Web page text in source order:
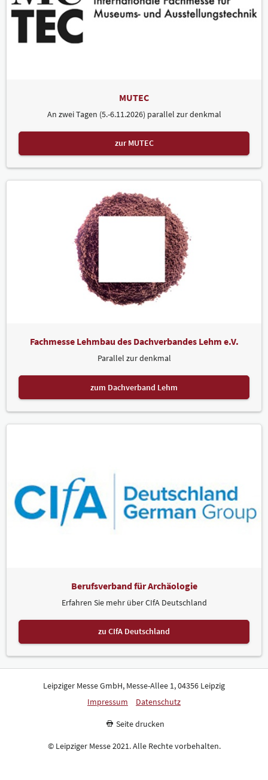
MUTEC
An zwei Tagen (5.-6.11.2026) parallel zur denkmal
zur MUTEC
Fachmesse Lehmbau des Dachverbandes Lehm e.V.
Parallel zur denkmal
zum Dachverband Lehm
Berufsverband für Archäologie
Erfahren Sie mehr über CIfA Deutschland
zu CIfA Deutschland
Leipziger Messe GmbH, Messe-Allee 1, 04356 Leipzig
Impressum
Datenschutz
Seite drucken
© Leipziger Messe 2021. Alle Rechte vorbehalten.